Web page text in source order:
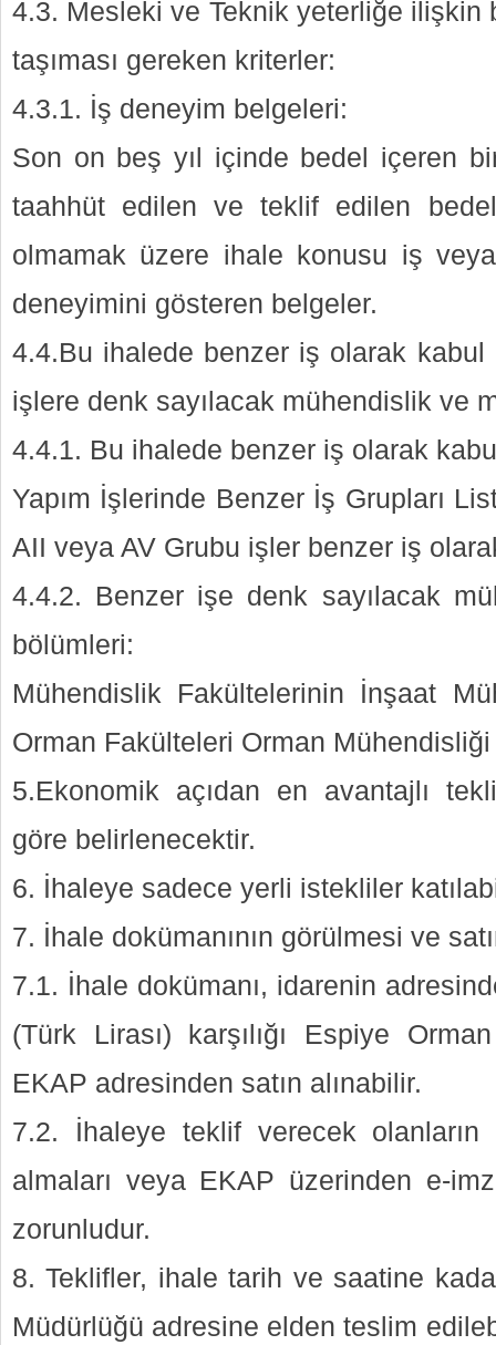
4.3. Mesleki ve Teknik yeterliğe ilişkin
taşıması gereken kriterler:
4.3.1. İş deneyim belgeleri:
Son on beş yıl içinde bedel içeren
taahhüt edilen ve teklif edilen
olmamak üzere ihale konusu iş
deneyimini gösteren belgeler.
4.4.Bu ihalede benzer iş olarak
işlere denk sayılacak mühendislik ve
4.4.1. Bu ihalede benzer iş olarak
Yapım İşlerinde Benzer İş Grupları
AII veya AV Grubu işler benzer iş
4.4.2. Benzer işe denk sayılacak
bölümleri:
Mühendislik Fakültelerinin İnşaat
Orman Fakülteleri Orman
5.Ekonomik açıdan en avantajlı
göre belirlenecektir.
6. İhaleye sadece yerli istekliler
7. İhale dokümanının görülmesi ve
7.1. İhale dokümanı, idarenin
(Türk Lirası) karşılığı Espiye
EKAP adresinden satın alınabilir.
7.2. İhaleye teklif verecek olanların
almaları veya EKAP üzerinden e-
zorunludur.
8. Teklifler, ihale tarih ve saatine
Müdürlüğü adresine elden teslim